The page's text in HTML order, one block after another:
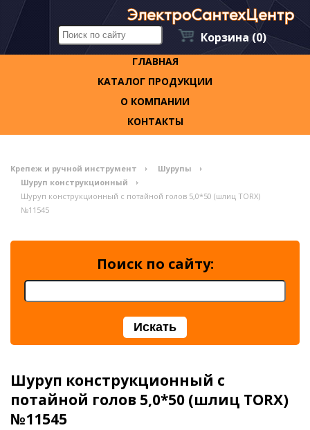
Корзина (0)
ГЛАВНАЯ
КАТАЛОГ ПРОДУКЦИИ
О КОМПАНИИ
КОНТАКТЫ
Крепеж и ручной инструмент
Шурупы
Шуруп конструкционный
Шуруп конструкционный с потайной голов 5,0*50 (шлиц TORX)
№11545
Поиск по сайту:
Шуруп конструкционный с
потайной голов 5,0*50 (шлиц TORX)
№11545